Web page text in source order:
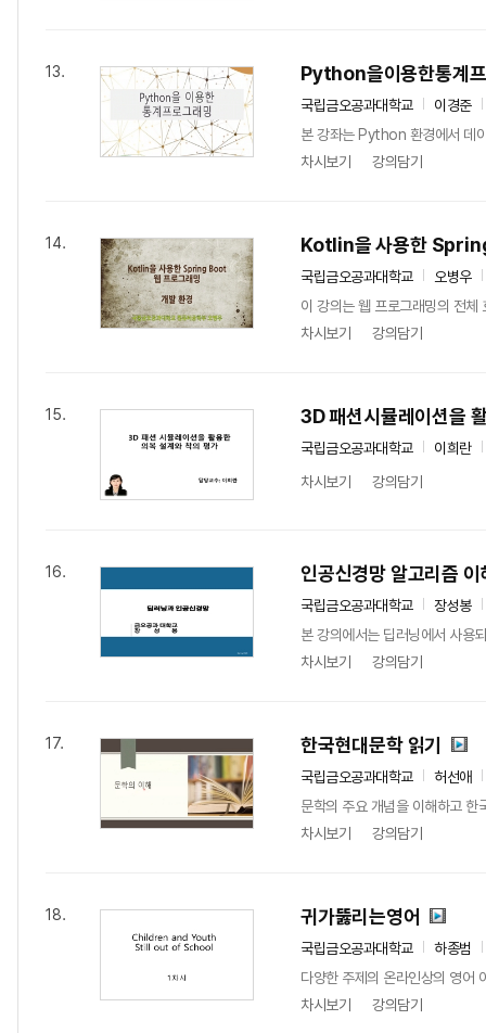
13. Python을이용한통계
국립금오공과대학교
이경준
본 강좌는 Python 환경에서 데
차시보기
강의담기
14. Kotlin을 사용한
국립금오공과대학교
오병우
이 강의는 웹 프로그래밍의 전
차시보기
강의담기
15. 3D 패션시뮬레이션을
국립금오공과대학교
이희란
차시보기
강의담기
16. 인공신경망 알고리즘 이
국립금오공과대학교
장성봉
본 강의에서는 딥러닝에서 사용
차시보기
강의담기
17. 한국현대문학 읽기
국립금오공과대학교
허선애
문학의 주요 개념을 이해하고 한
차시보기
강의담기
18. 귀가뚫리는영어
국립금오공과대학교
하종범
다양한 주제의 온라인상의 영어
차시보기
강의담기